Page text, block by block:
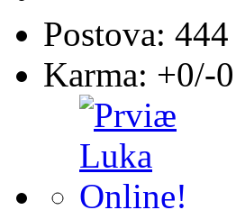
Postova: 444
Karma: +0/-0